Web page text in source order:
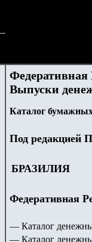
Федеративная
Выпуски
Каталог
Под редакцией
БРАЗИЛИЯ
Федеративная
— Каталог
— Каталог